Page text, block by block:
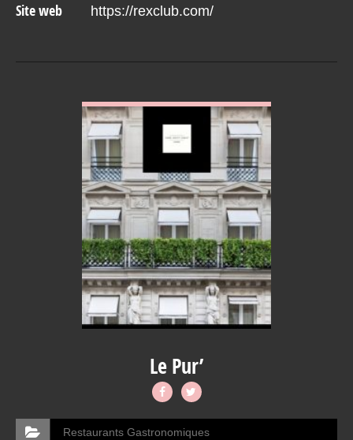
Site web https://rexclub.com/
Le Pur’
Restaurants Gastronomiques